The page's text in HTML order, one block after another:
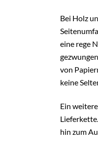
Bei Holz
eine rege
von
keine
Ein
hin zum